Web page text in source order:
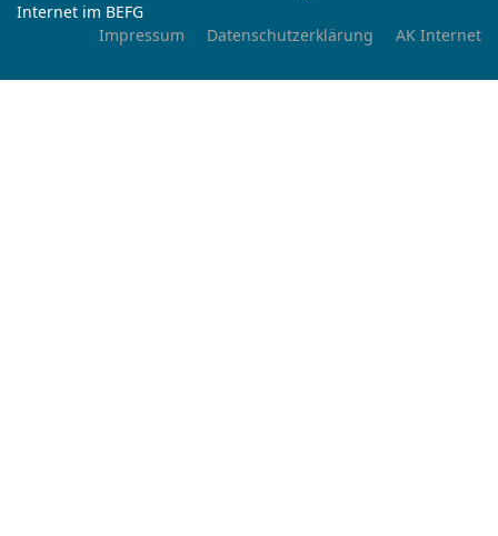
Internet im BEFG
Impressum
Datenschutzerklärung AK Internet